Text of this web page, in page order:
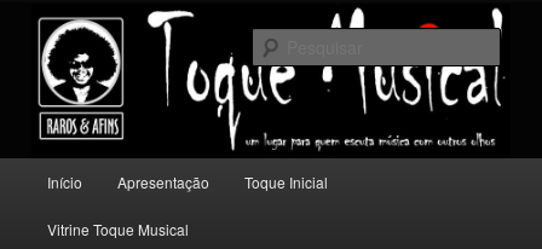
conteúdo
principal
conteúdo
secundário
Toque Musical
Um lugar para quem escuta música com outros olhos.
principal
Início Apresentação Toque Inicial
Vitrine Toque Musical